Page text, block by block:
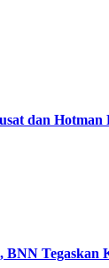
dan
BNN Tegaskan